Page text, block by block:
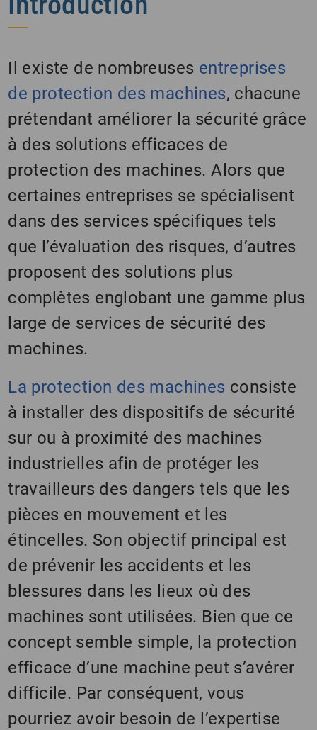
Il existe de nombreuses entreprises
de protection des machines, chacune
prétendant améliorer la sécurité grâce
à des solutions efficaces de
protection des machines. Alors que
certaines entreprises se spécialisent
dans des services spécifiques tels
que l’évaluation des risques, d’autres
proposent des solutions plus
complètes englobant une gamme plus
large de services de sécurité des
machines.
La protection des machines consiste
à installer des dispositifs de sécurité
sur ou à proximité des machines
industrielles afin de protéger les
travailleurs des dangers tels que les
pièces en mouvement et les
étincelles. Son objectif principal est
de prévenir les accidents et les
blessures dans les lieux où des
machines sont utilisées. Bien que ce
concept semble simple, la protection
efficace d’une machine peut s’avérer
difficile. Par conséquent, vous
pourriez avoir besoin de l’expertise